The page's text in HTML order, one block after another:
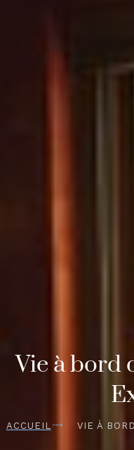
Vie à bord
ACCUEIL VIE À